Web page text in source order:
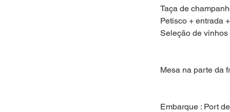
Taça de
Petisco + entrada
Seleção de vinhos
Mesa na parte da
Embarque : Port